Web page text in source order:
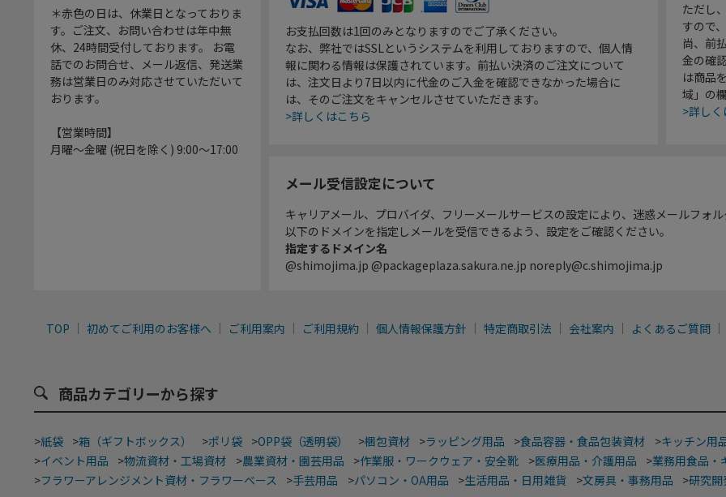
＊赤色の日は、休業日となっておりま
す。ご注文、お問い合わせは年中無
休、24時間受付しております。 お電
話でのお問合せ、メール返信、発送業
務は営業日のみ対応させていただいて
おります。
【営業時間】
月曜～金曜 (祝日を除く) 9:00～17:00
お支払回数は1回のみとなりますのでご了承ください。
なお、弊社ではSSLというシステムを利用しておりますので、個人情
報に関わる情報は保護されています。前払い決済のご注文について
は、注文日より7日以内に代金のご入金を確認できなかった場合に
は、そのご注文をキャンセルさせていただきます。
>詳しくはこちら
ただし
すので
尚、前
金の確
は商品
域」の
>詳し
メール受信設定について
キャリアメール、プロバイダ、フリーメールサービスの設定により、迷惑メールフォ
以下のドメインを指定しメールを受信できるよう、設定をご確認ください。
指定するドメイン名
@shimojima.jp @packageplaza.sakura.ne.jp noreply@c.shimojima.jp
TOP 初めてご利用のお客様へ ご利用案内 ご利用規約 個人情報保護方針 特定商取引法 会社案内 よくあるご質問
商品カテゴリーから探す
>紙袋 >箱（ギフトボックス） >ポリ袋 >OPP袋（透明袋） >梱包資材 >ラッピング用品 >食品容器・食品包装資材 >キッチン用
>イベント用品 >物流資材・工場資材 >農業資材・園芸用品 >作業服・ワークウェア・安全靴 >医療用品・介護用品 >業務用食品・
>フラワーアレンジメント資材・フラワーベース >手芸用品 >パソコン・OA用品 >生活用品・日用雑貨 >文房具・事務用品 >研究開